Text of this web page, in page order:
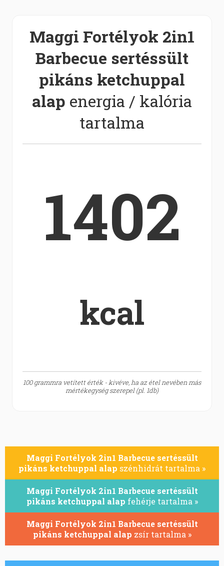
Maggi Fortélyok 2in1
Barbecue sertéssült
pikáns ketchuppal
alap energia / kalória
tartalma
1402
kcal
100 grammra vetített érték - kivéve, ha az étel nevében más
mértékegység szerepel (pl. 1db)
Maggi Fortélyok 2in1 Barbecue sertéssült
pikáns ketchuppal alap szénhidrát tartalma »
Maggi Fortélyok 2in1 Barbecue sertéssült
pikáns ketchuppal alap fehérje tartalma »
Maggi Fortélyok 2in1 Barbecue sertéssült
pikáns ketchuppal alap zsír tartalma »